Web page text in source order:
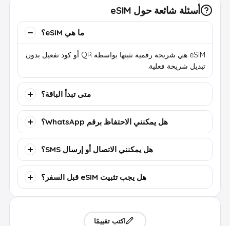
أسئلة شائعة حول eSIM
ما هي eSIM؟
eSIM هي شريحة رقمية تثبتها بواسطة QR أو كود تفعيل بدون
تبديل شريحة فعلية.
متى تبدأ الباقة؟
هل يمكنني الاحتفاظ برقم WhatsApp؟
هل يمكنني الاتصال أو إرسال SMS؟
هل يجب تثبيت eSIM قبل السفر؟
اكتب تقييمًا